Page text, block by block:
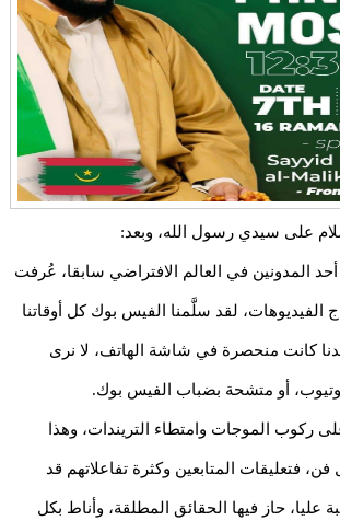
على سيدي رسول الله، وبعد:
المدونين في العالم الافتراضي سابقا، عُرفت
الفيديوهات، لقد سلَّمنا الفيس بوك كل أوقاتنا
كانت منحصرة في شاشة الهاتف، لا نرى
أو متشحة بضباب الفيس بوك.
ركوب الموجات وامتطاء التريندات، وهذا
فتعليقات المتابعين وكثرة تفاعلاتهم قد
عليا، حاز فيها الحقائق المطلقة، وأناط بكل